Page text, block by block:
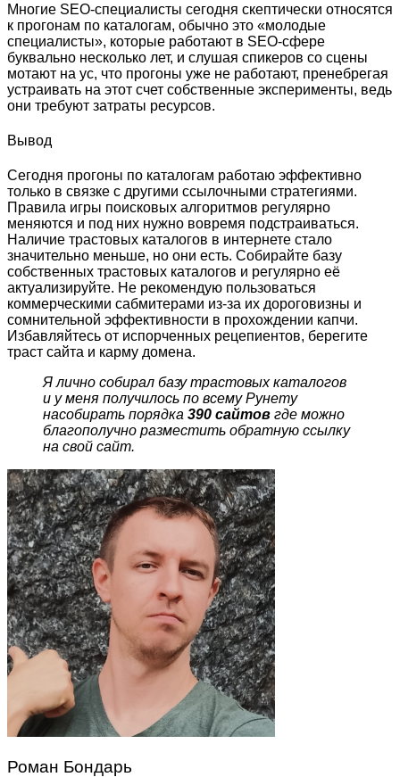
Многие SEO-специалисты сегодня скептически относятся
к прогонам по каталогам, обычно это «молодые
специалисты», которые работают в SEO-сфере
буквально несколько лет, и слушая спикеров со сцены
мотают на ус, что прогоны уже не работают, пренебрегая
устраивать на этот счет собственные эксперименты, ведь
они требуют затраты ресурсов.
Вывод
Сегодня прогоны по каталогам работаю эффективно
только в связке с другими ссылочными стратегиями.
Правила игры поисковых алгоритмов регулярно
меняются и под них нужно вовремя подстраиваться.
Наличие трастовых каталогов в интернете стало
значительно меньше, но они есть. Собирайте базу
собственных трастовых каталогов и регулярно её
актуализируйте. Не рекомендую пользоваться
коммерческими сабмитерами из-за их дороговизны и
сомнительной эффективности в прохождении капчи.
Избавляйтесь от испорченных рецепиентов, берегите
траст сайта и карму домена.
Я лично собирал базу трастовых каталогов
и у меня получилось по всему Рунету
насобирать порядка 390 сайтов где можно
благополучно разместить обратную ссылку
на свой сайт.
Роман Бондарь